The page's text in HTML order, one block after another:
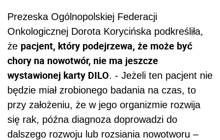
Prezeska Ogólnopolskiej Federacji
Onkologicznej Dorota Korycińska podkreśliła,
że pacjent, który podejrzewa, że może być
chory na nowotwór, nie ma jeszcze
wystawionej karty DILO. - Jeżeli ten pacjent nie
będzie miał zrobionego badania na czas, to
przy założeniu, że w jego organizmie rozwija
się rak, późna diagnoza doprowadzi do
dalszego rozwoju lub rozsiania nowotworu –